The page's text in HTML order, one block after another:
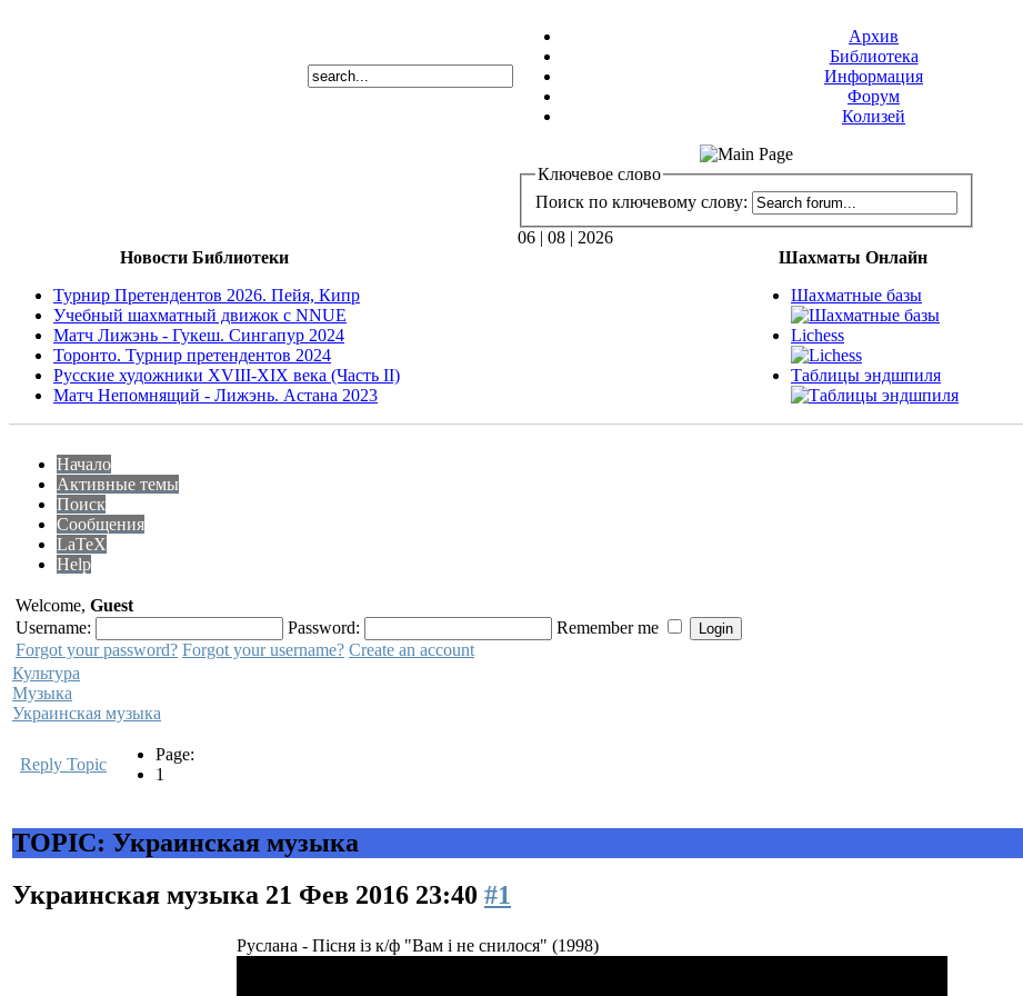
Архив
Библиотека
Информация
Форум
Колизей
Ключевое слово
Поиск по ключевому слову:
06 | 08 | 2026
Новости Библиотеки
Турнир Претендентов 2026. Пейя, Кипр
Учебный шахматный движок с NNUE
Матч Лижэнь - Гукеш. Сингапур 2024
Торонто. Турнир претендентов 2024
Русские художники XVIII-XIX века (Часть II)
Матч Непомнящий - Лижэнь. Астана 2023
Шахматы Онлайн
Шахматные базы
Lichess
Таблицы эндшпиля
Начало
Активные темы
Поиск
Сообщения
LaTeX
Help
Welcome, Guest
Username:
Password:
Remember me
Forgot your password? Forgot your username? Create an account
Культура
Музыка
Украинская музыка
Reply Topic
Page:
1
TOPIC: Украинская музыка
Украинская музыка 21 Фев 2016 23:40 #1
Руслана - Пісня із к/ф "Вам і не снилося" (1998)